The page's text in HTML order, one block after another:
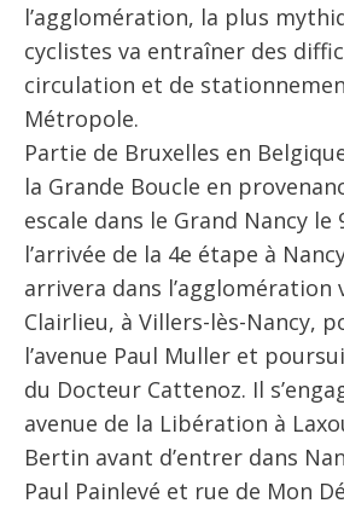
l’agglomération, la plus
cyclistes va entraîner des
circulation et de
Métropole.
Partie de Bruxelles en
la Grande Boucle en
escale dans le Grand Nancy
l’arrivée de la 4e étape à
arrivera dans l’agglomération
Clairlieu, à Villers-lès-Nancy,
l’avenue Paul Muller et
du Docteur Cattenoz. Il
avenue de la Libération à
Bertin avant d’entrer dans
Paul Painlevé et rue de Mon